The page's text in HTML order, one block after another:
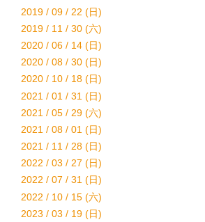
2019 / 09 / 22 (日)
2019 / 11 / 30 (六)
2020 / 06 / 14 (日)
2020 / 08 / 30 (日)
2020 / 10 / 18 (日)
2021 / 01 / 31 (日)
2021 / 05 / 29 (六)
2021 / 08 / 01 (日)
2021 / 11 / 28 (日)
2022 / 03 / 27 (日)
2022 / 07 / 31 (日)
2022 / 10 / 15 (六)
2023 / 03 / 19 (日)